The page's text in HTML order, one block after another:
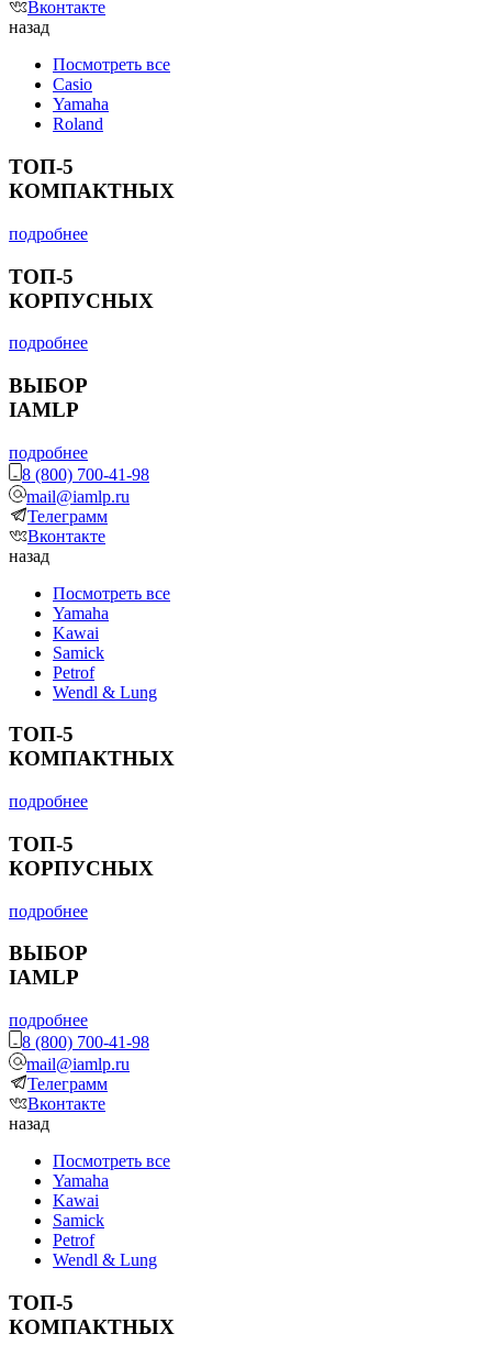
Вконтакте
назад
Посмотреть все
Casio
Yamaha
Roland
ТОП-5
КОМПАКТНЫХ
подробнее
ТОП-5
КОРПУСНЫХ
подробнее
ВЫБОР
IAMLP
подробнее
8 (800) 700-41-98
mail@iamlp.ru
Телеграмм
Вконтакте
назад
Посмотреть все
Yamaha
Kawai
Samick
Petrof
Wendl & Lung
ТОП-5
КОМПАКТНЫХ
подробнее
ТОП-5
КОРПУСНЫХ
подробнее
ВЫБОР
IAMLP
подробнее
8 (800) 700-41-98
mail@iamlp.ru
Телеграмм
Вконтакте
назад
Посмотреть все
Yamaha
Kawai
Samick
Petrof
Wendl & Lung
ТОП-5
КОМПАКТНЫХ